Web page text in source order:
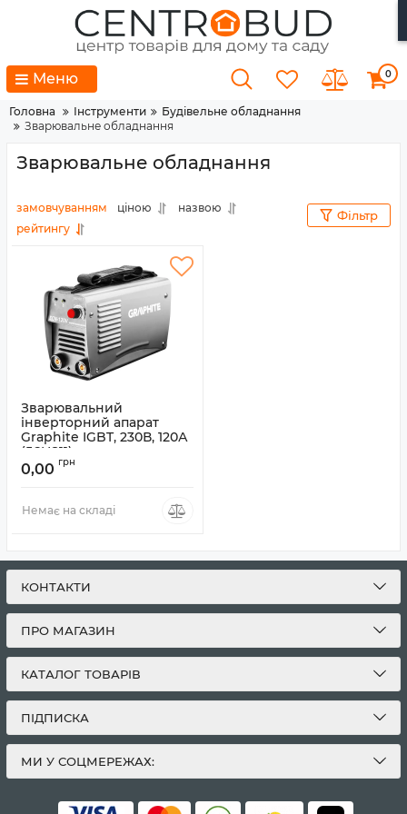
Меню 0
Головна Інструменти
Будівельне обладнання
Зварювальне обладнання
Зварювальне обладнання
замовчуванням ціною
назвою
рейтингу
Фільтр
Зварювальний
інверторний апарат
Graphite IGBT, 230В, 120А
(56H811)
Артикул: 56H811
0,00 грн
Немає на складі
КОНТАКТИ
ПРО МАГАЗИН
КАТАЛОГ ТОВАРІВ
ПІДПИСКА
МИ У СОЦМЕРЕЖАХ: